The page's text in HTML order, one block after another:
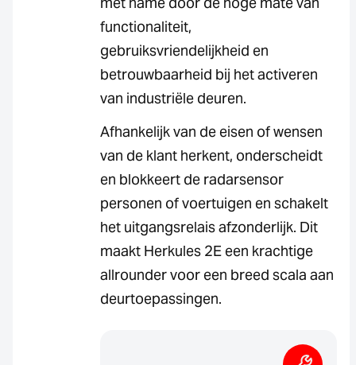
functionaliteit,
gebruiksvriendelijkheid en
betrouwbaarheid bij het activeren
van industriële deuren.
Afhankelijk van de eisen of wensen
van de klant herkent, onderscheidt
en blokkeert de radarsensor
personen of voertuigen en schakelt
het uitgangsrelais afzonderlijk. Dit
maakt Herkules 2E een krachtige
allrounder voor een breed scala aan
deurtoepassingen.